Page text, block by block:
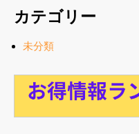
カテゴリー
未分類